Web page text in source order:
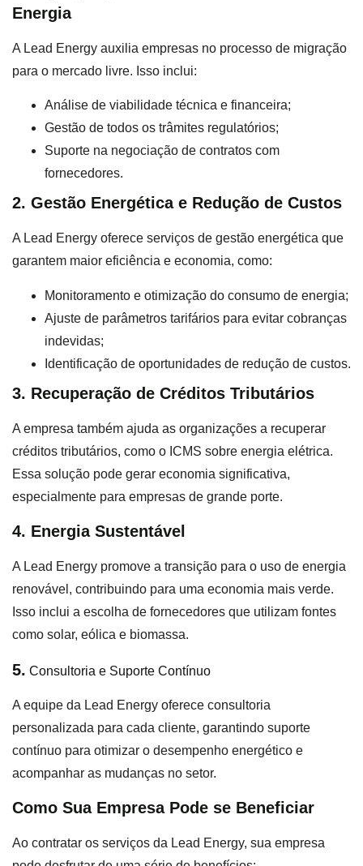
Energia
A Lead Energy auxilia empresas no processo de migração
para o mercado livre. Isso inclui:
Análise de viabilidade técnica e financeira;
Gestão de todos os trâmites regulatórios;
Suporte na negociação de contratos com
fornecedores.
2. Gestão Energética e Redução de Custos
A Lead Energy oferece serviços de gestão energética que
garantem maior eficiência e economia, como:
Monitoramento e otimização do consumo de energia;
Ajuste de parâmetros tarifários para evitar cobranças
indevidas;
Identificação de oportunidades de redução de custos.
3. Recuperação de Créditos Tributários
A empresa também ajuda as organizações a recuperar
créditos tributários, como o ICMS sobre energia elétrica.
Essa solução pode gerar economia significativa,
especialmente para empresas de grande porte.
4. Energia Sustentável
A Lead Energy promove a transição para o uso de energia
renovável, contribuindo para uma economia mais verde.
Isso inclui a escolha de fornecedores que utilizam fontes
como solar, eólica e biomassa.
5. Consultoria e Suporte Contínuo
A equipe da Lead Energy oferece consultoria
personalizada para cada cliente, garantindo suporte
contínuo para otimizar o desempenho energético e
acompanhar as mudanças no setor.
Como Sua Empresa Pode se Beneficiar
Ao contratar os serviços da Lead Energy, sua empresa